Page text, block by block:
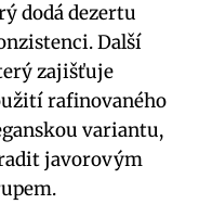
dodá dezertu
Další
zajišťuje
rafinovaného
variantu,
javorovým